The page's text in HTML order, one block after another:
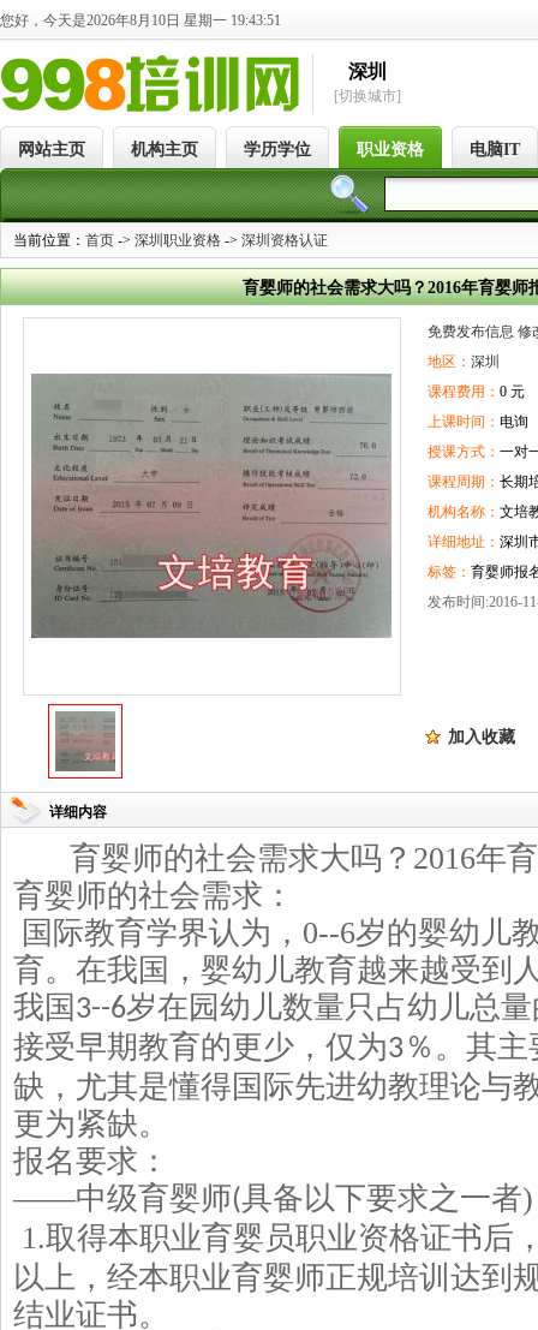
您好，今天是2026年8月10日 星期一 19:43:51
深圳
[切换城市]
网站主页 机构主页 学历学位 职业资格 电脑IT
当前位置： 首页 -> 深圳职业资格 -> 深圳资格认证
育婴师的社会需求大吗？2016年育婴师
免费发布信息 修
地区： 深圳
课程费用： 0 元
上课时间： 电询
授课方式： 一对
课程周期： 长期
机构名称： 文培
详细地址： 深圳
标签： 育婴师报
发布时间:2016-
加入收藏
详细内容
育婴师的社会需求大吗？ 2016年
育婴师的社会需求：
国际教育学界认为， 0--6岁的婴幼儿
育。在我国，婴幼儿教育越来越受到
我国 3--6岁在园幼儿数量只占幼儿总
接受早期教育的更少，仅为3 ％。其
缺，尤其是懂得国际先进幼教理论与
更为紧缺。
报名要求 ：
——中级育婴师(具备以下要求之一者)
1.取得本职业育婴员职业资格证书后
以上，经本职业育婴师正规培训达到
结业证书。